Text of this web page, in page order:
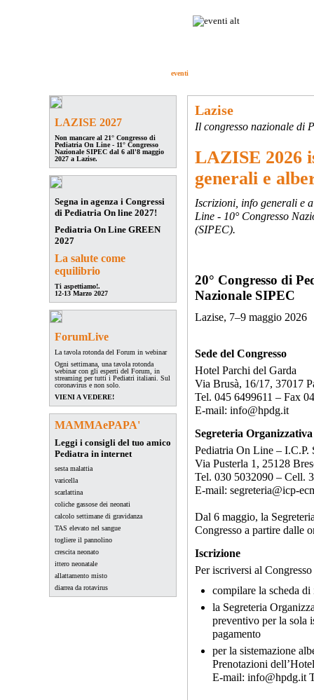
eventi
LAZISE 2027
Non mancare al 21° Congresso di
Pediatria On Line - 11° Congresso
Nazionale SIPEC dal 6 all'8 maggio
2027 a Lazise.
Segna in agenza i Congressi
di Pediatria On line 2027!
Pediatria On Line GREEN
2027
La salute come
equilibrio
Ti aspettiamo!.
12-13 Marzo 2027
ForumLive
La tavola rotonda del Forum in webinar
Ogni settimana, una tavola rotonda
webinar con gli esperti del Forum, in
streaming per tutti i Pediatri italiani. Sul
coronavirus e non solo.
VIENI A VEDERE!
MAMMAePAPA'
Leggi i consigli del tuo amico
Pediatra in internet
sesta malattia
varicella
scarlattina
coliche gassose dei neonati
calcolo settimane di gravidanza
TAS elevato nel sangue
togliere il pannolino
crescita neonato
ittero neonatale
allattamento misto
diarrea da rotavirus
Lazise
Il congresso nazionale di
LAZISE 2026
generali e
Iscrizioni, info generali e
Line - 10° Congresso
(SIPEC).
20° Congresso di
Nazionale SIPEC
Lazise, 7–9 maggio 2026
Sede del Congresso
Hotel Parchi del Garda
Via Brusà, 16/17, 37017
Tel. 045 6499611 – Fax
E-mail: info@hpdg.it
Segreteria Organizzativa
Pediatria On Line – I.C.P.
Via Pusterla 1, 25128
Tel. 030 5032090 – Cell.
E-mail: segreteria@icp-
Dal 6 maggio, la
Congresso a partire dalle
Iscrizione
Per iscriversi al Congresso
compilare la scheda
la Segreteria
preventivo per la sola
pagamento
per la sistemazione
Prenotazioni
E-mail: info@hpdg.it